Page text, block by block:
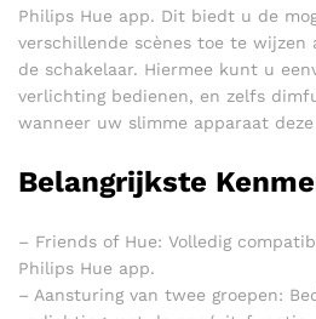
Philips Hue app. Dit biedt u de
verschillende scènes toe te wijzen
de schakelaar. Hiermee kunt u
verlichting bedienen, en zelfs
wanneer uw slimme apparaat
Belangrijkste
– Friends of Hue: Volledig
Philips Hue app.
– Aansturing van twee groepen: